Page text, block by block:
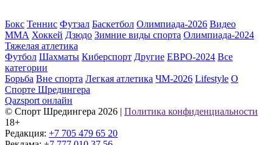
Бокс Теннис Футзал Баскетбол Олимпиада-2026 Видео
ММА Хоккей Дзюдо Зимние виды спорта Олимпиада-2024
Тяжелая атлетика
Футбол Шахматы Киберспорт Другие ЕВРО-2024 Все
категории
Борьба Вне спорта Легкая атлетика ЧМ-2026 Lifestyle О
Спорте Шредингера
Qazsport онлайн
© Cпорт Шредингера 2026 | Политика конфиденциальности
18+
Редакция: +7 705 479 65 20